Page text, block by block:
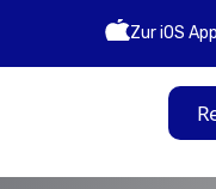
Zur iOS App